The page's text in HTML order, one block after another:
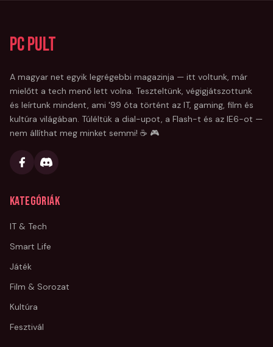
PC Pult
A magyar net egyik legrégebbi magazinja — itt voltunk, már
mielőtt a tech menő lett volna. Teszteltünk, végigjátszottunk
és leírtunk mindent, ami '99 óta történt az IT, gaming, film és
kultúra világában. Túléltük a dial-upot, a Flash-t és az IE6-ot —
nem állíthat meg minket semmi! ☕ 🎮
Kategóriák
IT & Tech
Smart Life
Játék
Film & Sorozat
Kultúra
Fesztivál